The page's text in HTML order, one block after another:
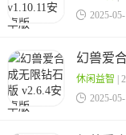
 2025-
幻兽爱
休闲益智 |
 2025-